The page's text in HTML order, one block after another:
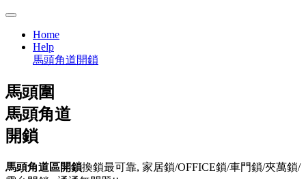
Home
Help
馬頭角道開鎖
馬頭圍
馬頭角道
開鎖
馬頭角道區開鎖換鎖最可靠, 家居鎖/OFFICE鎖/車門鎖/夾萬鎖/